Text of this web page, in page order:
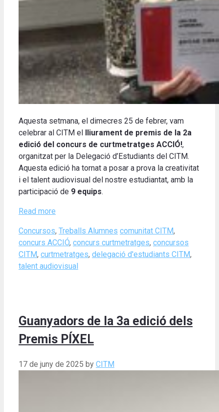
Aquesta setmana, el dimecres 25 de febrer, vam
celebrar al CITM el
lliurament de premis de la 2a
edició del concurs de curtmetratges ACCIÓ!,
organitzat per la Delegació d’Estudiants del CITM.
Aquesta edició ha tornat a posar a prova la creativitat
i el talent audiovisual del nostre estudiantat, amb la
participació de 9 equips.
Read more
Categories
Concursos, Treballs Alumnes Tags
comunitat CITM,
concurs ACCIÓ, concurs curtmetratges, concursos
CITM, curtmetratges, delegació d'estudiants CITM,
talent audiovisual
Guanyadors de la 3a edició dels
Premis PÍXEL
17 de juny de 2025 by CITM